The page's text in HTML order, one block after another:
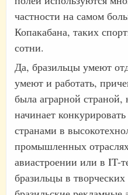
частности на самом
Копакабана, таких
сотни.
Да, бразильцы умеют
умеют и работать,
была аграрной страной,
начинает
странами в
промышленных
авиастроении или в IT-
бразильцы в